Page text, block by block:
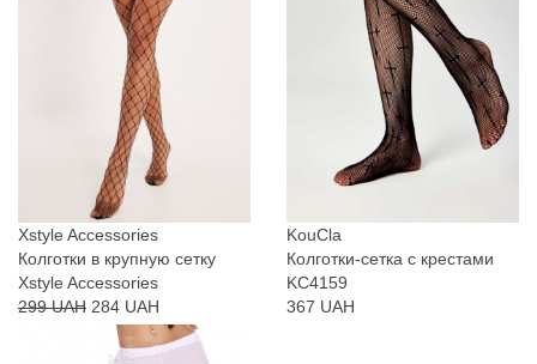
Xstyle Accessories
Колготки в крупную сетку
Xstyle Accessories
299 UAH 284 UAH
KouCla
Колготки-сетка с крестами
KC4159
367 UAH